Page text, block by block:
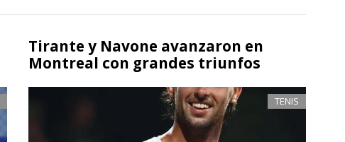
Tirante y Navone avanzaron en
Montreal con grandes triunfos
TENIS